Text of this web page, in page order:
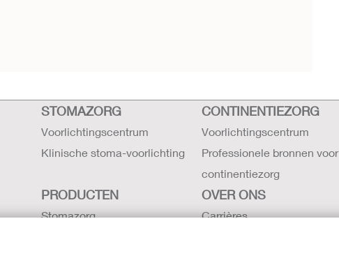
STOMAZORG
Voorlichtingscentrum
Klinische stoma-voorlichting
CONTINENTIEZORG
Voorlichtingscentrum
Professionele bronnen voor
continentiezorg
PRODUCTEN
Stomazorg
OVER ONS
Carrières